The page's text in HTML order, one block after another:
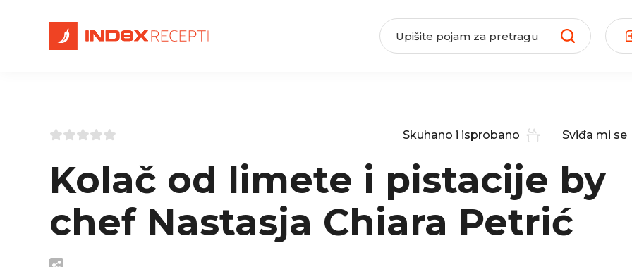
Skuhano i isprobano Sviđa mi se
Kolač od limete i pistacije by
chef Nastasja Chiara Petrić